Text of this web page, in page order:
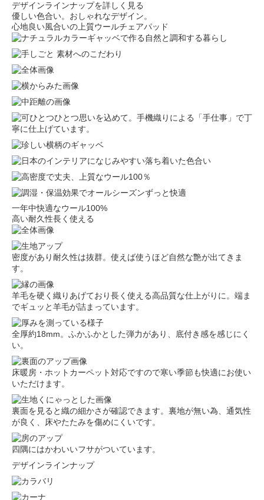
デザインラインナップを詳しく見る
優しい色合い。おしゃれなデザイン。
心地良い風合いの上質ウールチェアパッド
一年中快適なウール100%
高い耐久性長く使える
密度があり耐久性は抜群。使えば使うほど自然な艶が出てきま
す。
羊毛を硬く織りあげており長く使える高品質な仕上がりに。端ま
でギュッと羊毛が詰まっています。
全厚約18mm。ふかふかとした弾力があり、底付き感を感じにく
い。
床暖房・ホットカーペット対応ですので寒い季節も快適にお使い
いただけます。
裏面を見ると織の細かさが確認できます。裏地が無い為、通気性
が良く、床やたたみを傷めにくいです。
四隅にはかわいいフサがついています。
デザインラインナップ